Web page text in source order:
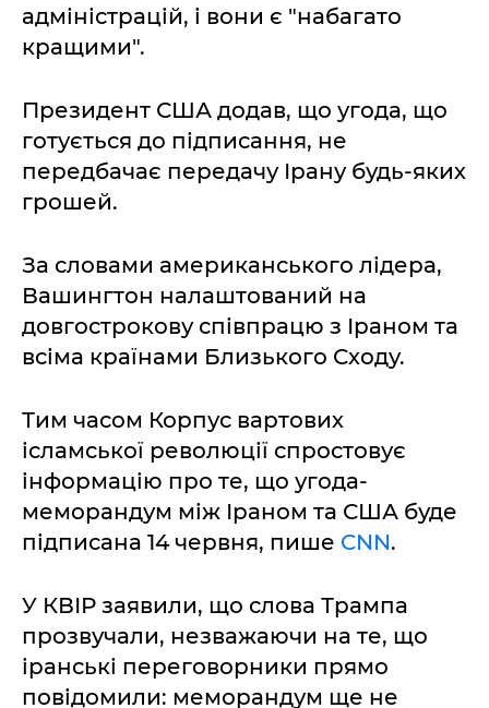
адміністрацій, і вони є "набагато
кращими".
Президент США додав, що угода, що
готується до підписання, не
передбачає передачу Ірану будь-яких
грошей.
За словами американського лідера,
Вашингтон налаштований на
довгострокову співпрацю з Іраном та
всіма країнами Близького Сходу.
Тим часом Корпус вартових
ісламської революції спростовує
інформацію про те, що угода-
меморандум між Іраном та США буде
підписана 14 червня, пише CNN.
У КВІР заявили, що слова Трампа
прозвучали, незважаючи на те, що
іранські переговорники прямо
повідомили: меморандум ще не